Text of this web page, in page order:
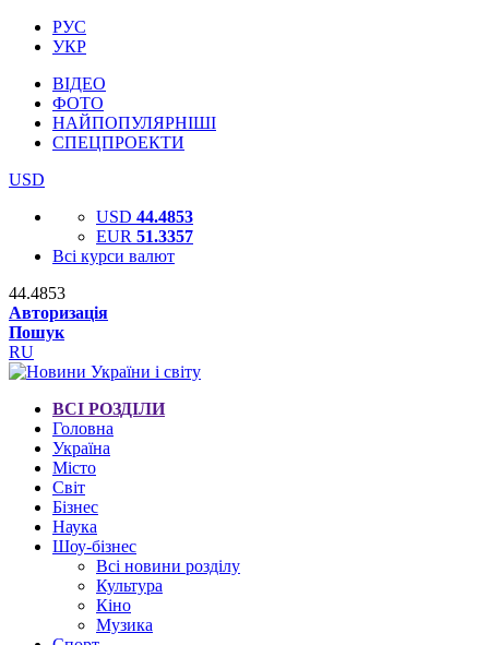
РУС
УКР
ВІДЕО
ФОТО
НАЙПОПУЛЯРНІШІ
СПЕЦПРОЕКТИ
USD
USD 44.4853
EUR 51.3357
Всі курси валют
44.4853
Авторизація
Пошук
RU
ВСІ РОЗДІЛИ
Головна
Україна
Місто
Світ
Бізнес
Наука
Шоу-бізнес
Всі новини розділу
Культура
Кіно
Музика